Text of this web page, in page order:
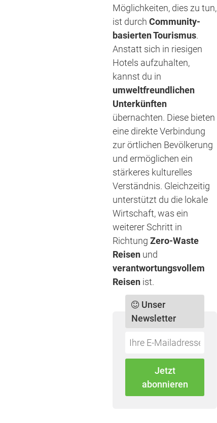
Möglichkeiten, dies zu tun,
ist durch Community-
basierten Tourismus.
Anstatt sich in riesigen
Hotels aufzuhalten,
kannst du in
umweltfreundlichen
Unterkünften
übernachten. Diese bieten
eine direkte Verbindung
zur örtlichen Bevölkerung
und ermöglichen ein
stärkeres kulturelles
Verständnis. Gleichzeitig
unterstützt du die lokale
Wirtschaft, was ein
weiterer Schritt in
Richtung Zero-Waste
Reisen und
verantwortungsvollem
Reisen ist.
Do
field
Unser
Newsletter
*Ihre
Mailadresse:
Jetzt
abonnieren